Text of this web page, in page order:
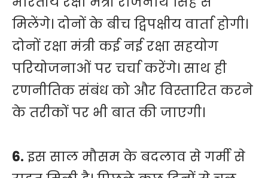
मिलेंगे। दोनों के बीच द्विपक्षीय वार्ता होगी।
दोनों रक्षा मंत्री कई नई रक्षा सहयोग
परियोजनाओं पर चर्चा करेंगे। साथ ही
रणनीतिक संबंध को और विस्तारित करने
के तरीकों पर भी बात की जाएगी।
6.इस साल मौसम के बदलाव से गर्मी से